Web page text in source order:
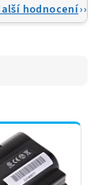
hodnocení